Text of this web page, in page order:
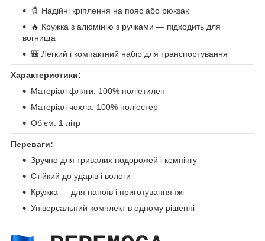
🧷 Надійні кріплення на пояс або рюкзак
🔥 Кружка з алюмінію з ручками — підходить для
вогнища
🎒 Легкий і компактний набір для транспортування
Характеристики:
Матеріал фляги: 100% поліетилен
Матеріал чохла: 100% поліестер
Об’єм: 1 літр
Переваги:
Зручно для тривалих подорожей і кемпінгу
Стійкий до ударів і вологи
Кружка — для напоїв і приготування їжі
Універсальний комплект в одному рішенні